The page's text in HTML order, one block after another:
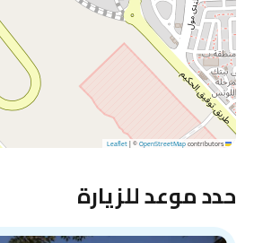
Leaflet
|©OpenStreetMapcontributors
حدد موعد للزيارة